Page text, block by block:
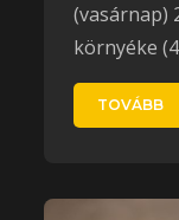
(vasárnap)
környéke
TOVÁBB